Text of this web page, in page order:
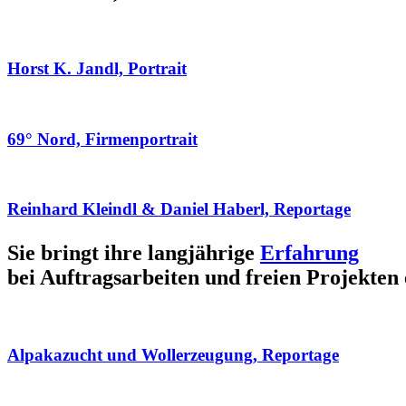
Horst K. Jandl, Portrait
69° Nord, Firmenportrait
Reinhard Kleindl & Daniel Haberl, Reportage
Sie bringt ihre langjährige Erfahrung
bei Auftragsarbeiten und freien Projekten
Alpakazucht und Wollerzeugung, Reportage